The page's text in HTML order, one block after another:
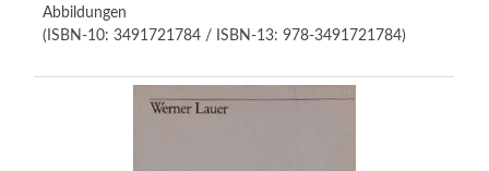
Abbildungen
(ISBN-10: 3491721784 / ISBN-13: 978-3491721784)